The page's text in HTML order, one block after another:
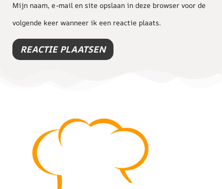
Mijn naam, e-mail en site opslaan in deze browser voor de
volgende keer wanneer ik een reactie plaats.